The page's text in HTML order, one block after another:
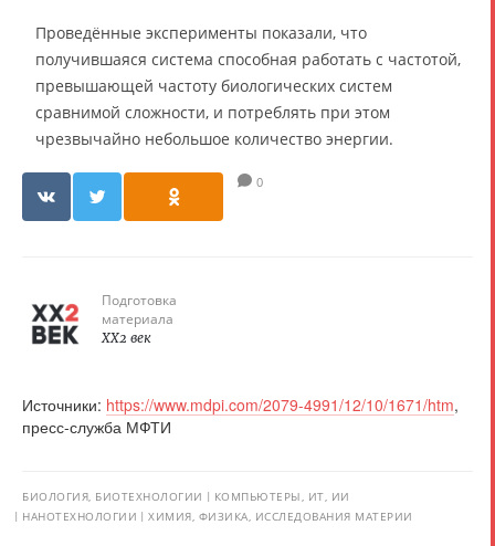
Проведённые эксперименты показали, что
получившаяся система способная работать с частотой,
превышающей частоту биологических систем
сравнимой сложности, и потреблять при этом
чрезвычайно небольшое количество энергии.
0
Подготовка
материала
XX2 век
Источники: https://www.mdpi.com/2079-4991/12/10/1671/htm,
пресс-служба МФТИ
БИОЛОГИЯ, БИОТЕХНОЛОГИИ
КОМПЬЮТЕРЫ, ИТ, ИИ
НАНОТЕХНОЛОГИИ
ХИМИЯ, ФИЗИКА, ИССЛЕДОВАНИЯ МАТЕРИИ